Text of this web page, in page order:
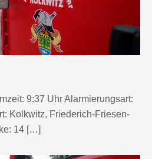
9:37 Uhr Alarmierungsart:
Kolkwitz, Friederich-Friesen-
14 […]